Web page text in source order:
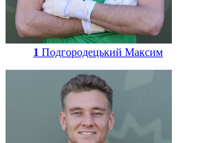
1 Подгородецький Максим